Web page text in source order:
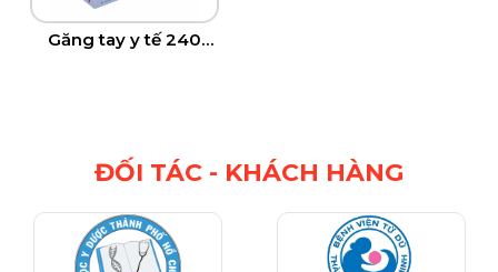
Găng tay y tế 240
ĐỐI TÁC - KHÁCH HÀNG